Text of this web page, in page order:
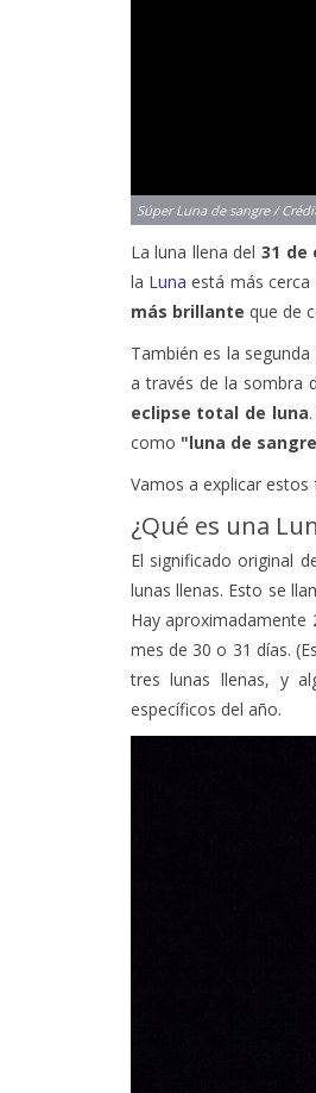
La luna llena del31 de
la Luna está más
más brillante que de
También es la
a través de la sombra
eclipse total de luna
como "luna de
Vamos a explicar
¿Qué es una
El significado original
lunas llenas. Esto se
Hay aproximadamente
mes de 30 o 31 días.
tres lunas llenas, y
específicos del año.